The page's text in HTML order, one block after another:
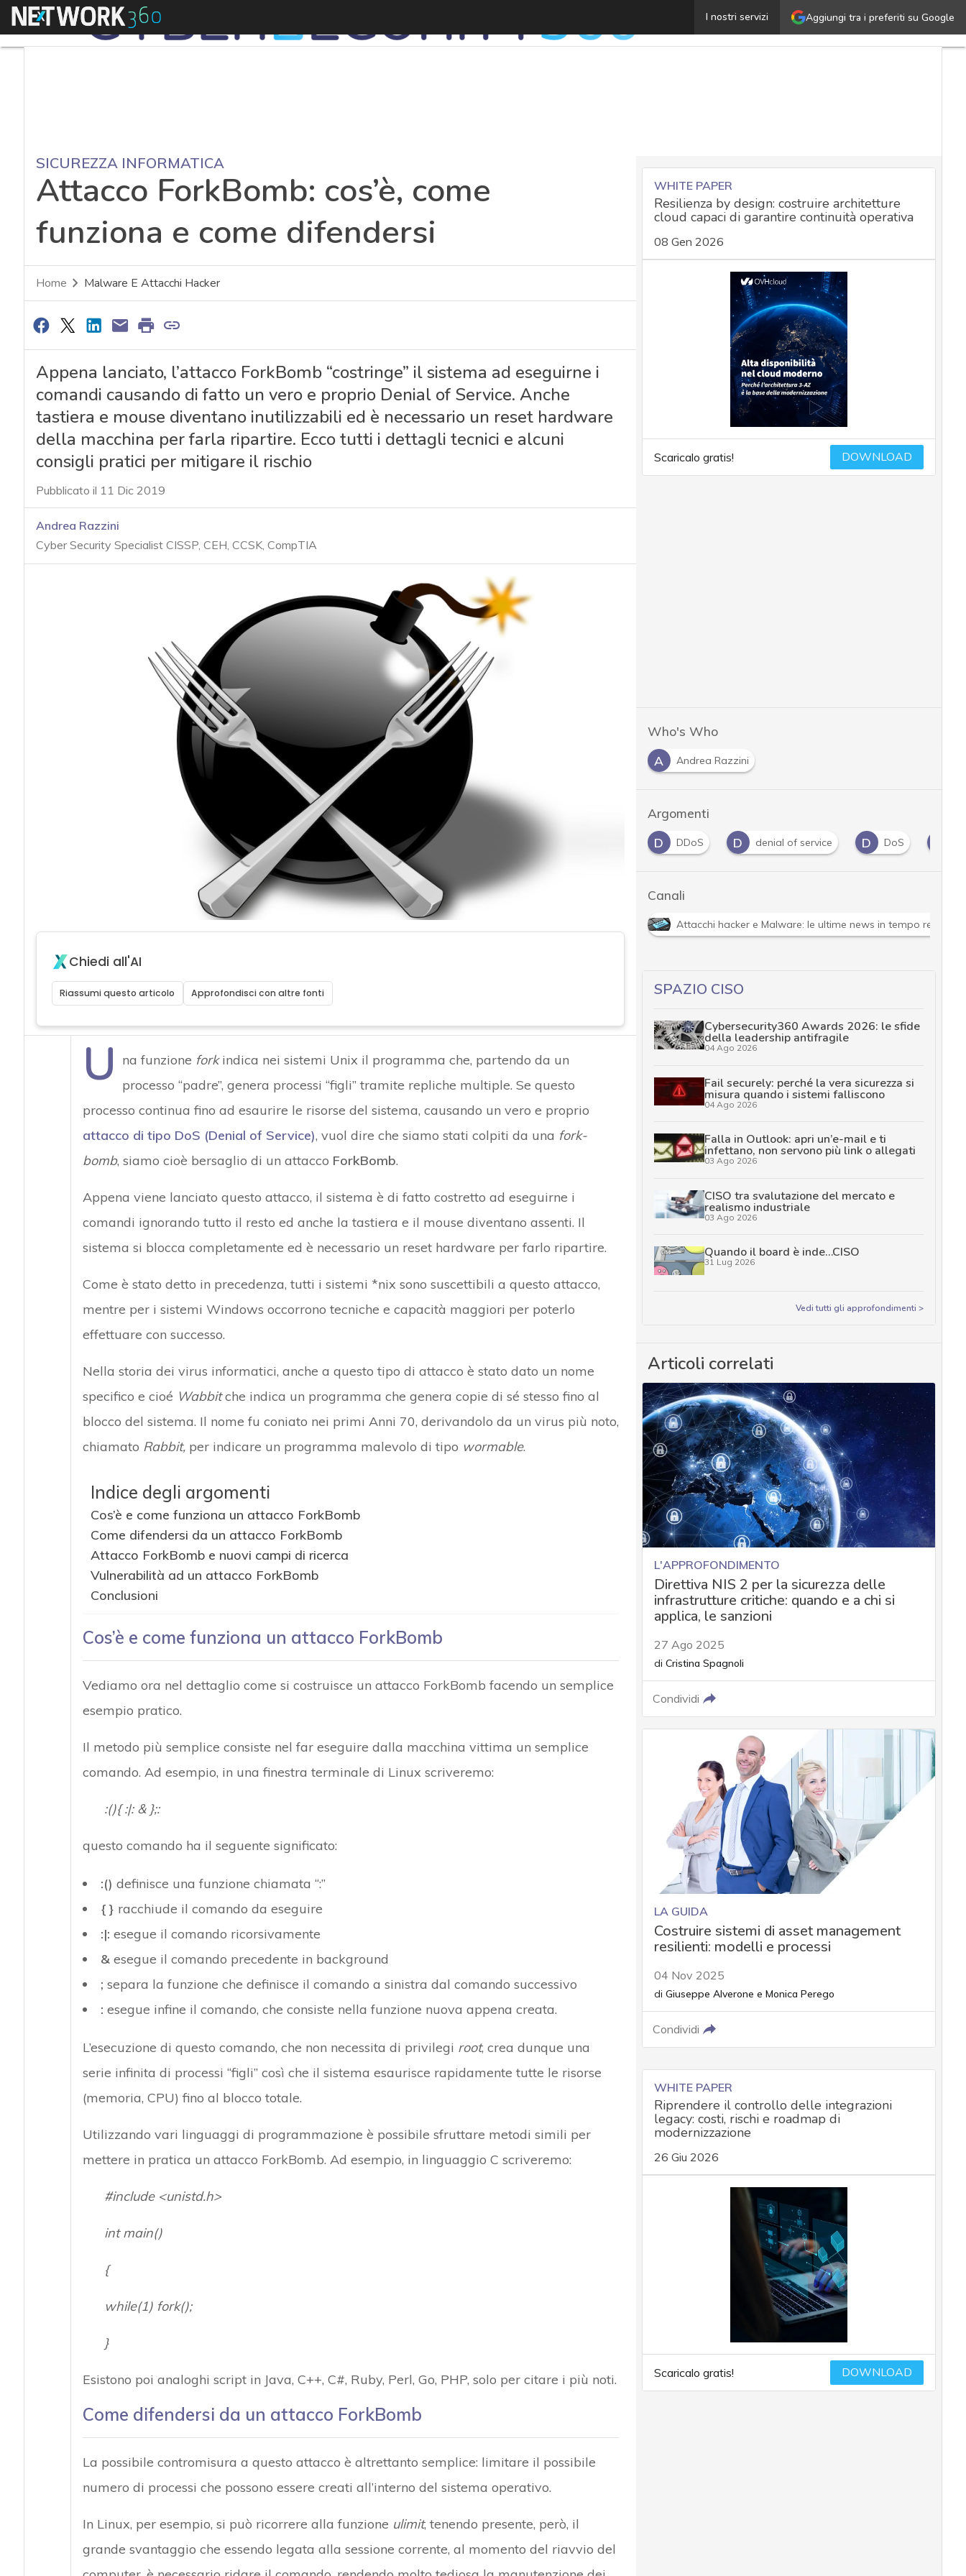
Aggiungi tra i preferiti su Google
I nostri servizi
Menu Attacco ForkBomb: cos’è, come funziona e come
SICUREZZA INFORMATICA
Attacco ForkBomb: cos’è, come
funziona e come difendersi
Home Malware E Attacchi Hacker
Appena lanciato, l’attacco ForkBomb “costringe” il sistema ad eseguirne i
comandi causando di fatto un vero e proprio Denial of Service. Anche
tastiera e mouse diventano inutilizzabili ed è necessario un reset hardware
della macchina per farla ripartire. Ecco tutti i dettagli tecnici e alcuni
consigli pratici per mitigare il rischio
Pubblicato il 11 Dic 2019
Andrea Razzini
Cyber Security Specialist CISSP, CEH, CCSK, CompTIA
Chiedi all'AI
Riassumi questo articolo Approfondisci con altre fonti
U na funzione forkindica nei sistemi Unix il programma che, partendo da un
processo “padre”, genera processi “figli” tramite repliche multiple. Se questo
processo continua fino ad esaurire le risorse del sistema, causando un vero e proprio
attacco di tipo DoS (Denial of Service), vuol dire che siamo stati colpiti da una fork-
bomb, siamo cioè bersaglio di un attacco ForkBomb.
Appena viene lanciato questo attacco, il sistema è di fatto costretto ad eseguirne i
comandi ignorando tutto il resto ed anche la tastiera e il mouse diventano assenti. Il
sistema si blocca completamente ed è necessario un reset hardware per farlo ripartire.
Come è stato detto in precedenza, tutti i sistemi *nix sono suscettibili a questo attacco,
mentre per i sistemi Windows occorrono tecniche e capacità maggiori per poterlo
effettuare con successo.
Nella storia dei virus informatici, anche a questo tipo di attacco è stato dato un nome
specifico e cioé Wabbitche indica un programma che genera copie di sé stesso fino al
blocco del sistema. Il nome fu coniato nei primi Anni 70, derivandolo da un virus più noto,
chiamato Rabbit, per indicare un programma malevolo di tipo wormable.
Indice degli argomenti
Cos’è e come funziona un attacco ForkBomb
Come difendersi da un attacco ForkBomb
Attacco ForkBomb e nuovi campi di ricerca
Vulnerabilità ad un attacco ForkBomb
Conclusioni
Cos’è e come funziona un attacco ForkBomb
Vediamo ora nel dettaglio come si costruisce un attacco ForkBomb facendo un semplice
esempio pratico.
Il metodo più semplice consiste nel far eseguire dalla macchina vittima un semplice
comando. Ad esempio, in una finestra terminale di Linux scriveremo:
:(){ :|: & };:
questo comando ha il seguente significato:
:() definisce una funzione chiamata “:”
{ } racchiude il comando da eseguire
:|: esegue il comando ricorsivamente
&esegue il comando precedente in background
; separa la funzione che definisce il comando a sinistra dal comando successivo
: esegue infine il comando, che consiste nella funzione nuova appena creata.
L’esecuzione di questo comando, che non necessita di privilegi root, crea dunque una
serie infinita di processi “figli” così che il sistema esaurisce rapidamente tutte le risorse
(memoria, CPU) fino al blocco totale.
Utilizzando vari linguaggi di programmazione è possibile sfruttare metodi simili per
mettere in pratica un attacco ForkBomb. Ad esempio, in linguaggio C scriveremo:
#include <unistd.h>
int main()
{
while(1) fork();
}
Esistono poi analoghi script in Java, C++, C#, Ruby, Perl, Go, PHP, solo per citare i più noti.
Come difendersi da un attacco ForkBomb
La possibile contromisura a questo attacco è altrettanto semplice: limitare il possibile
numero di processi che possono essere creati all’interno del sistema operativo.
In Linux, per esempio, si può ricorrere alla funzione ulimit, tenendo presente, però, il
grande svantaggio che essendo legata alla sessione corrente, al momento del riavvio del
WHITE PAPER
Resilienza by design: costruire architetture
cloud capaci di garantire continuità operativa
08 Gen 2026
Scaricalo gratis! DOWNLOAD
Who's Who
A
Andrea Razzini
Argomenti
D DDoS D denial of service D DoS N
Canali
Attacchi hacker e Malware: le ultime news in tempo reale e
SPAZIO CISO
Cybersecurity360 Awards 2026: le sfide
della leadership antifragile
04 Ago 2026
Fail securely: perché la vera sicurezza si
misura quando i sistemi falliscono
04 Ago 2026
Falla in Outlook: apri un’e-mail e ti
infettano, non servono più link o allegati
03 Ago 2026
CISO tra svalutazione del mercato e
realismo industriale
03 Ago 2026
Quando il board è inde…CISO
31 Lug 2026
Vedi tutti gli approfondimenti >
Articoli correlati
L'APPROFONDIMENTO
Direttiva NIS 2 per la sicurezza delle
infrastrutture critiche: quando e a chi si
applica, le sanzioni
27 Ago 2025
di Cristina Spagnoli
Condividi
LA GUIDA
Costruire sistemi di asset management
resilienti: modelli e processi
04 Nov 2025
di Giuseppe Alverone e Monica Perego
Condividi
WHITE PAPER
Riprendere il controllo delle integrazioni
legacy: costi, rischi e roadmap di
modernizzazione
26 Giu 2026
Scaricalo gratis! DOWNLOAD